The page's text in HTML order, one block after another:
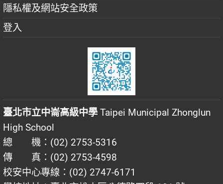
隱私權及網站安全政策
登入
臺北市立中崙高級中學 Taipei Municipal Zhonglun
High School
總 機：(02) 2753-5316
傳 真：(02) 2753-4598
校安中心專線：(02) 2747-6171